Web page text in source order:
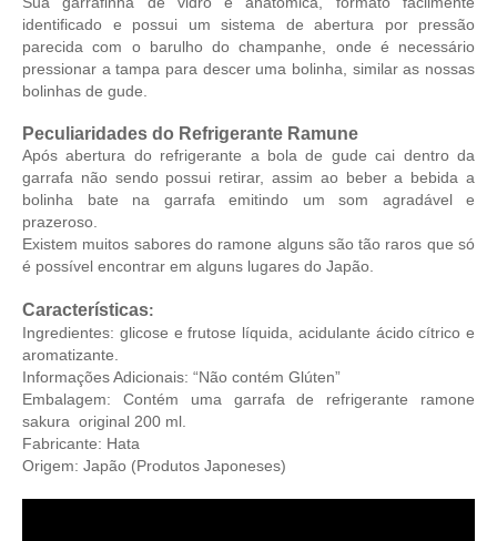
identificado e possui um sistema de abertura por pressão
parecida com o barulho do champanhe, onde é necessário
pressionar a tampa para descer uma bolinha, similar as nossas
bolinhas de gude.
Peculiaridades do Refrigerante Ramune
Após abertura do refrigerante a bola de gude cai dentro da
garrafa não sendo possui retirar, assim ao beber a bebida a
bolinha bate na garrafa emitindo um som agradável e
prazeroso.
Existem muitos sabores do ramone alguns são tão raros que só
é possível encontrar em alguns lugares do Japão.
Características:
Ingredientes: glicose e frutose líquida, acidulante ácido cítrico e
aromatizante.
Informações Adicionais: “Não contém Glúten”
Embalagem: Contém uma garrafa de refrigerante ramone
sakura original 200 ml.
Fabricante: Hata
Origem: Japão (Produtos Japoneses)